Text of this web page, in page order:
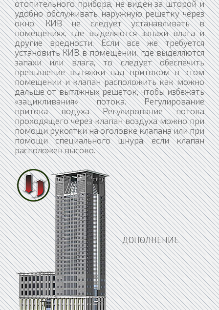
ДОПОЛНЕНИЕ